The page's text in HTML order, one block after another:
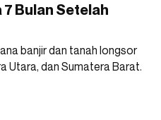
Bulan Setelah
banjir dan tanah longsor
Utara, dan Sumatera Barat.